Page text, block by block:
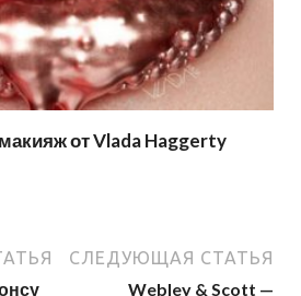
от Vlada Haggerty
СЛЕДУЮЩАЯ СТАТЬЯ
Webley & Scott —